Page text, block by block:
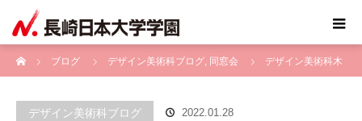
ブログ
デザイン美術科ブログ, 同窓会 デザイン美術科木
デザイン美術科ブログ 2022.01.28